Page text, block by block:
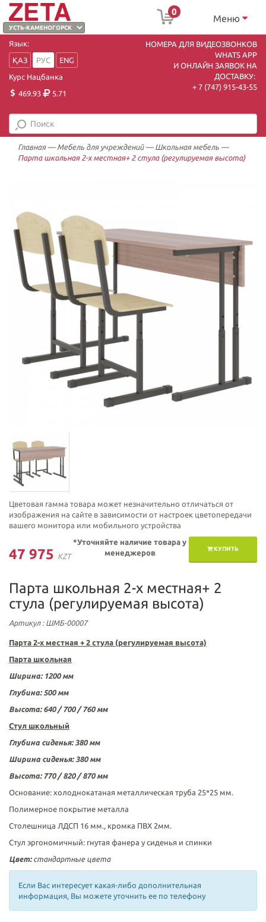
0
Меню
Язык:
ҚАЗ
РУС
ENG
Курс Нацбанка
469.93
5.71
НОМЕРА ДЛЯ ВИДЕОЗВОНКОВ
WHATS APP
И ОНЛАЙН ЗАЯВОК НА
ДОСТАВКУ:
+ 7 (747) 915-43-55
Главная— Мебель для учреждений— Школьная мебель —
Парта школьная 2-х местная+ 2 стула (регулируемая высота)
Цветовая гамма товара может незначительно отличаться от
изображения на сайте в зависимости от настроек цветопередачи
вашего монитора или мобильного устройства
47 975 KZT
КУПИТЬ
*Уточняйте наличие товара у
менеджеров
Парта школьная 2-х местная+ 2
стула (регулируемая высота)
Артикул: ШМБ-00007
Парта 2-х местная + 2 стула (регулируемая высота)
Парта школьная
Ширина: 1200 мм
Глубина: 500 мм
Высота: 640 / 700 / 760 мм
Стул школьный
Глубина сиденья: 380 мм
Ширина сиденья: 380 мм
Высота: 770 / 820 / 870 мм
Основание: холоднокатаная металлическая труба 25*25 мм.
Полимерное покрытие металла
Столешница ЛДСП 16 мм., кромка ПВХ 2мм.
Стул эргономичный: гнутая фанера у сиденья и спинки
Цвет: стандартные цвета
Если Вас интересует какая-либо дополнительная
информация, Вы можете уточнить ее по телефону